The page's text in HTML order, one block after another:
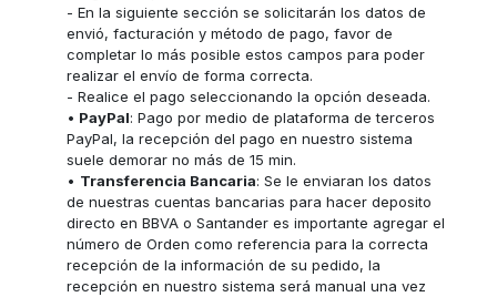
- En la siguiente sección se solicitarán los datos de
envió, facturación y método de pago, favor de
completar lo más posible estos campos para poder
realizar el envío de forma correcta.
- Realice el pago seleccionando la opción deseada.
• PayPal: Pago por medio de plataforma de terceros
PayPal, la recepción del pago en nuestro sistema
suele demorar no más de 15 min.
• Transferencia Bancaria: Se le enviaran los datos
de nuestras cuentas bancarias para hacer deposito
directo en BBVA o Santander es importante agregar el
número de Orden como referencia para la correcta
recepción de la información de su pedido, la
recepción en nuestro sistema será manual una vez